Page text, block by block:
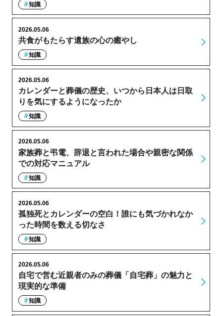
知識
共食がもたらす遺族の心の癒やし
2026.05.06
知識
カレンダーと葬儀の歴史、いつから日本人は日取
りを気にするようになったか
2026.05.06
知識
家族葬と弔電、辞退と言われた場合や親密な関係
での対応マニュアル
2026.05.06
知識
孤独死とカレンダーの空白！誰にも気づかれなか
った時間を数える切なさ
2026.05.06
知識
自宅で営む近親者のみの葬儀「自宅葬」の魅力と
現実的な準備
2026.05.06
知識